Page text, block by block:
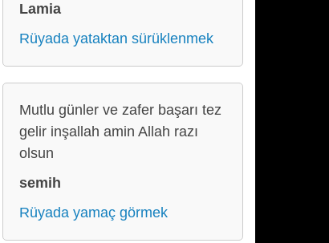
Lamia
Rüyada yataktan sürüklenmek
Mutlu günler ve zafer başarı tez
gelir inşallah amin Allah razı
olsun
semih
Rüyada yamaç görmek